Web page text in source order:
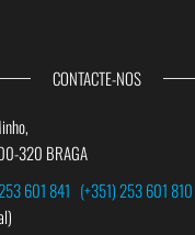
CONTACTE-NOS
320 BRAGA
601 841 (+351) 253 601 810